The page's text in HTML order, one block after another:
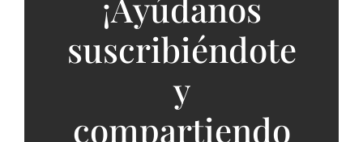
¡Ayúdanos
suscribiéndote
y
compartiendo